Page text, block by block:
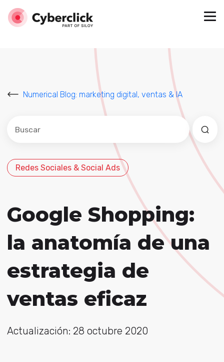
Numerical Blog: marketing digital, ventas & IA
Este es un campo de búsqueda con una función de
No hay sugerencias porque el campo de
Redes Sociales & Social Ads
Google Shopping:
la anatomía de una
estrategia de
ventas eficaz
Actualización: 28 octubre 2020